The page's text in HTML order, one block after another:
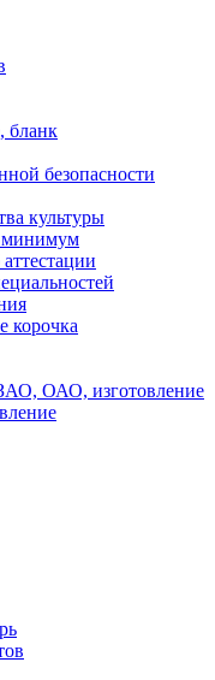
бланк
безопасности
культуры
минимум
корочка
ОАО, изготовление